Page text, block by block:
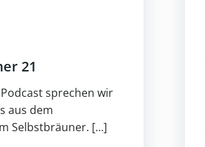
21
sprechen wir
aus dem
Selbstbräuner. […]